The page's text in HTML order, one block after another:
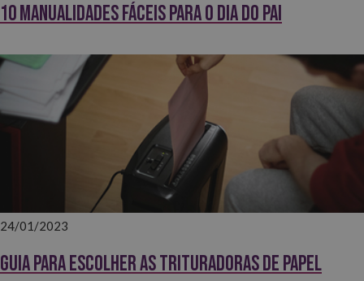
10 Manualidades fáceis para o Dia do Pai
24/01/2023
Guia para escolher as trituradoras de papel